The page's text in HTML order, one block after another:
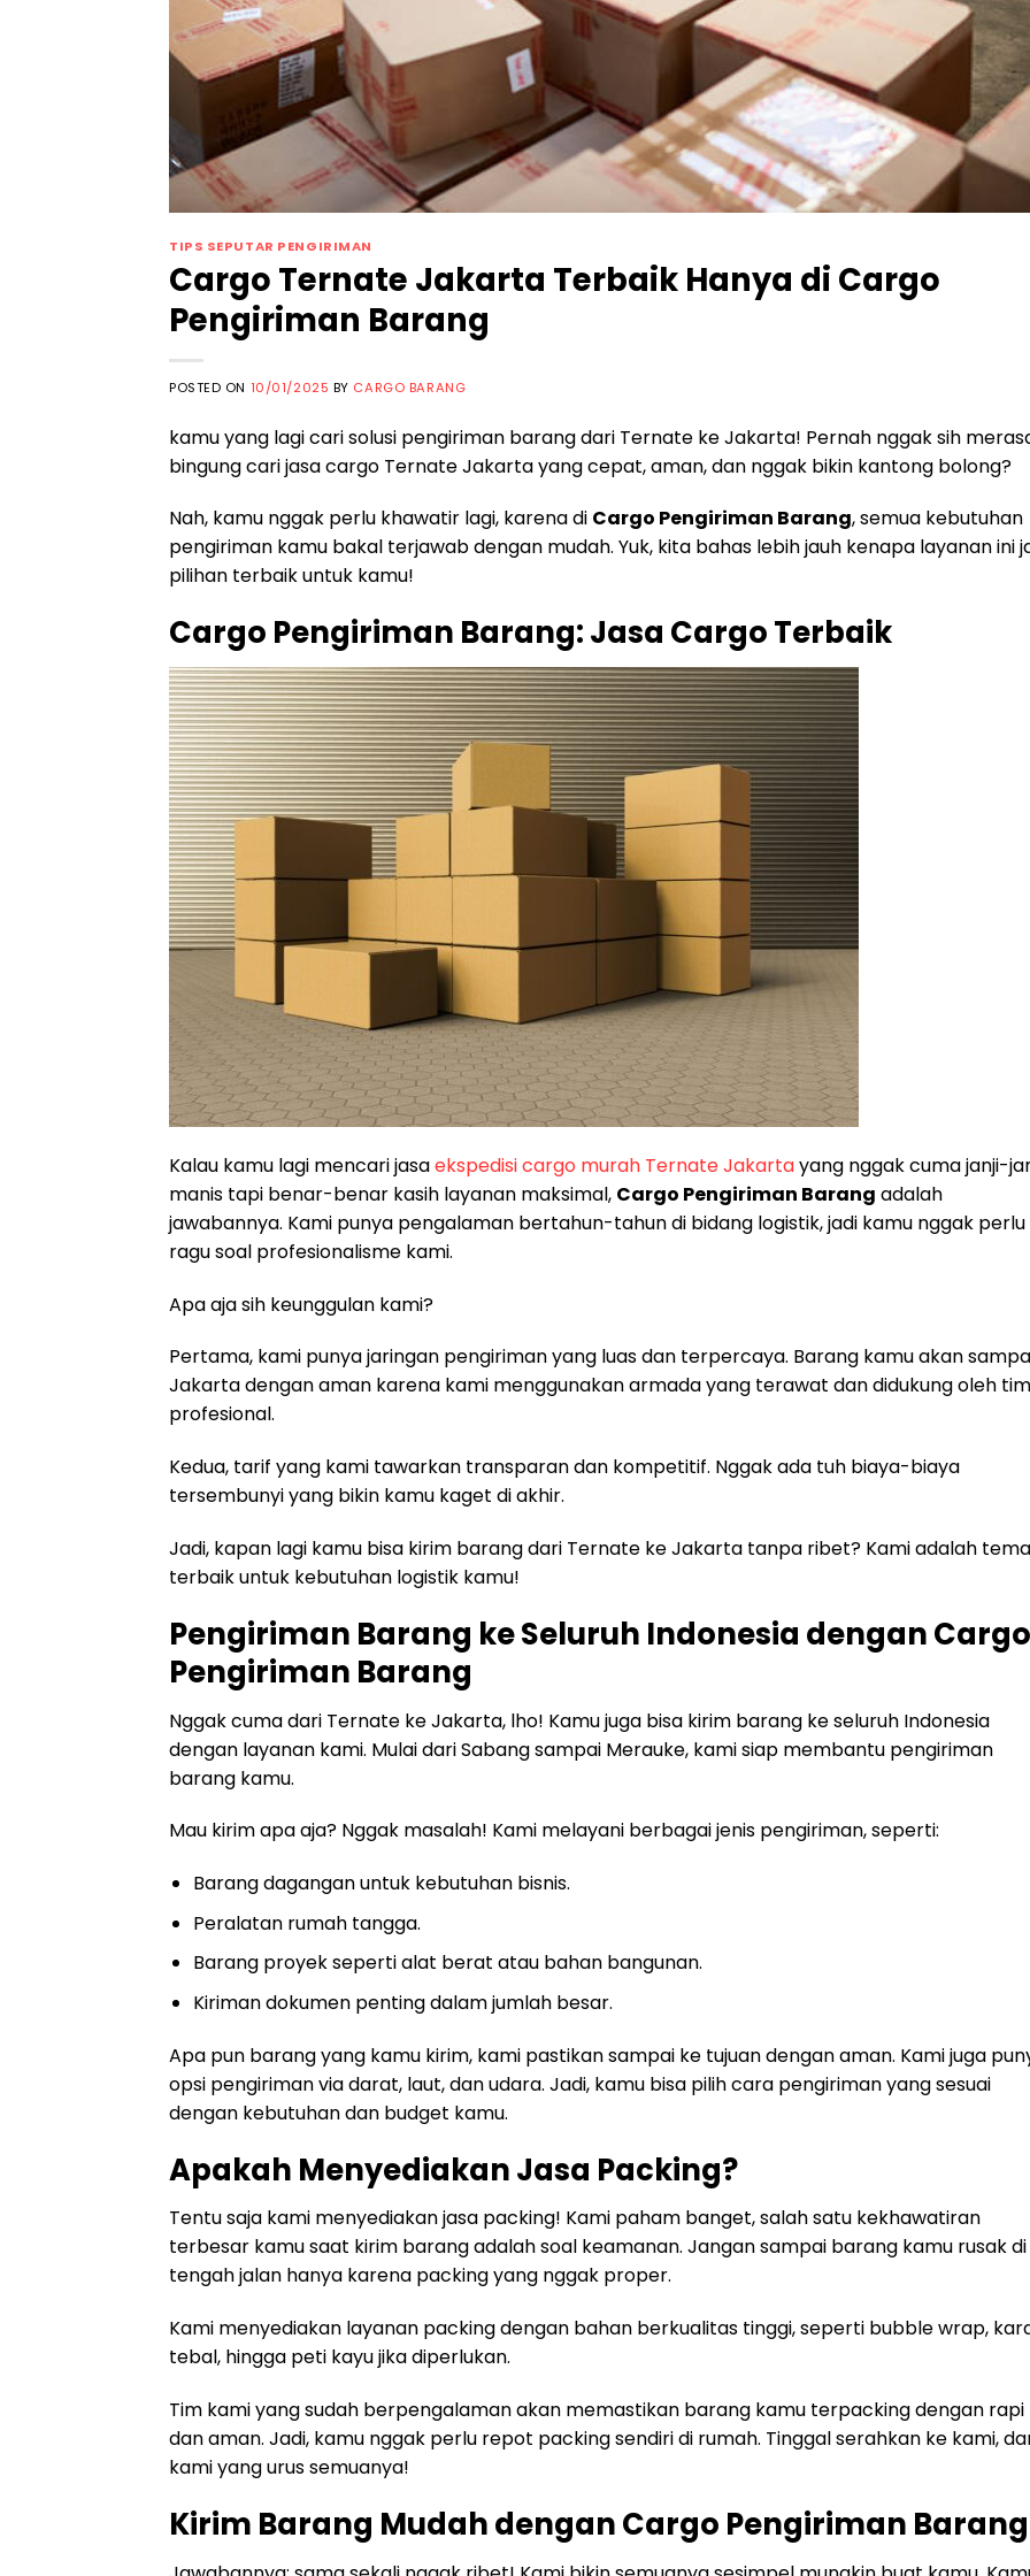
TIPS SEPUTAR PENGIRIMAN
Cargo Ternate Jakarta Terbaik Hanya di Cargo
Pengiriman Barang
POSTED ON 10/01/2025 BY CARGO BARANG
kamu yang lagi cari solusi pengiriman barang dari Ternate ke Jakarta! Pernah nggak sih
bingung cari jasa cargo Ternate Jakarta yang cepat, aman, dan nggak bikin kantong bolong?
Nah, kamu nggak perlu khawatir lagi, karena di Cargo Pengiriman Barang, semua kebutuhan
pengiriman kamu bakal terjawab dengan mudah. Yuk, kita bahas lebih jauh kenapa layanan ini
pilihan terbaik untuk kamu!
Cargo Pengiriman Barang: Jasa Cargo Terbaik
Kalau kamu lagi mencari jasaekspedisi cargo murah Ternate Jakartayang nggak cuma janji-
manis tapi benar-benar kasih layanan maksimal, Cargo Pengiriman Barang adalah
jawabannya. Kami punya pengalaman bertahun-tahun di bidang logistik, jadi kamu nggak perlu
ragu soal profesionalisme kami.
Apa aja sih keunggulan kami?
Pertama, kami punya jaringan pengiriman yang luas dan terpercaya. Barang kamu akan
Jakarta dengan aman karena kami menggunakan armada yang terawat dan didukung oleh tim
profesional.
Kedua, tarif yang kami tawarkan transparan dan kompetitif. Nggak ada tuh biaya-biaya
tersembunyi yang bikin kamu kaget di akhir.
Jadi, kapan lagi kamu bisa kirim barang dari Ternate ke Jakarta tanpa ribet? Kami adalah
terbaik untuk kebutuhan logistik kamu!
Pengiriman Barang ke Seluruh Indonesia dengan Cargo
Pengiriman Barang
Nggak cuma dari Ternate ke Jakarta, lho! Kamu juga bisa kirim barang ke seluruh Indonesia
dengan layanan kami. Mulai dari Sabang sampai Merauke, kami siap membantu pengiriman
barang kamu.
Mau kirim apa aja? Nggak masalah! Kami melayani berbagai jenis pengiriman, seperti:
Barang dagangan untuk kebutuhan bisnis.
Peralatan rumah tangga.
Barang proyek seperti alat berat atau bahan bangunan.
Kiriman dokumen penting dalam jumlah besar.
Apa pun barang yang kamu kirim, kami pastikan sampai ke tujuan dengan aman. Kami juga
opsi pengiriman via darat, laut, dan udara. Jadi, kamu bisa pilih cara pengiriman yang sesuai
dengan kebutuhan dan budget kamu.
Apakah Menyediakan Jasa Packing?
Tentu saja kami menyediakan jasa packing! Kami paham banget, salah satu kekhawatiran
terbesar kamu saat kirim barang adalah soal keamanan. Jangan sampai barang kamu rusak di
tengah jalan hanya karena packing yang nggak proper.
Kami menyediakan layanan packing dengan bahan berkualitas tinggi, seperti bubble wrap,
tebal, hingga peti kayu jika diperlukan.
Tim kami yang sudah berpengalaman akan memastikan barang kamu terpacking dengan rapi
dan aman. Jadi, kamu nggak perlu repot packing sendiri di rumah. Tinggal serahkan ke kami,
kami yang urus semuanya!
Kirim Barang Mudah dengan Cargo Pengiriman Barang